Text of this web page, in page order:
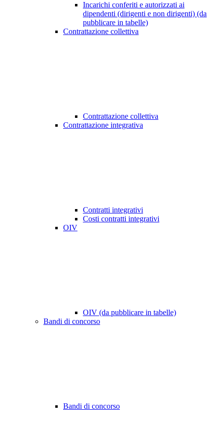
Incarichi conferiti e autorizzati ai
dipendenti (dirigenti e non dirigenti) (da
pubblicare in tabelle)
Contrattazione collettiva
Contrattazione collettiva
Contrattazione integrativa
Contratti integrativi
Costi contratti integrativi
OIV
OIV (da pubblicare in tabelle)
Bandi di concorso
Bandi di concorso